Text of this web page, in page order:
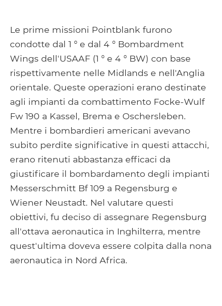
Le prime missioni Pointblank furono
condotte dal 1 ° e dal 4 ° Bombardment
Wings dell'USAAF (1 ° e 4 ° BW) con base
rispettivamente nelle Midlands e nell'Anglia
orientale. Queste operazioni erano destinate
agli impianti da combattimento Focke-Wulf
Fw 190 a Kassel, Brema e Oschersleben.
Mentre i bombardieri americani avevano
subito perdite significative in questi attacchi,
erano ritenuti abbastanza efficaci da
giustificare il bombardamento degli impianti
Messerschmitt Bf 109 a Regensburg e
Wiener Neustadt. Nel valutare questi
obiettivi, fu deciso di assegnare Regensburg
all'ottava aeronautica in Inghilterra, mentre
quest'ultima doveva essere colpita dalla nona
aeronautica in Nord Africa.